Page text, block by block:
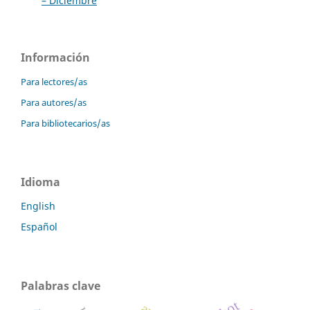
Información
Para lectores/as
Para autores/as
Para bibliotecarios/as
Idioma
English
Español
Palabras clave